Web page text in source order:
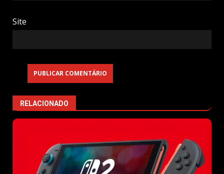
Site
RELACIONADO